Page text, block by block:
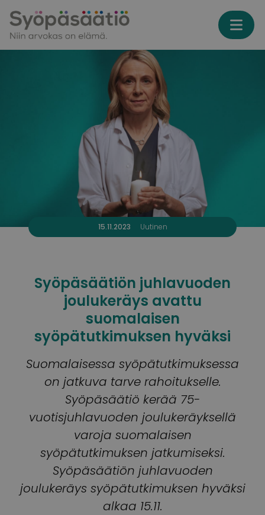
15.11.2023 Uutinen
Syöpäsäätiön juhlavuoden
joulukeräys avattu
suomalaisen
syöpätutkimuksen hyväksi
Suomalaisessa syöpätutkimuksessa
on jatkuva tarve rahoitukselle.
Syöpäsäätiö kerää 75-
vuotisjuhlavuoden joulukeräyksellä
varoja suomalaisen
syöpätutkimuksen jatkumiseksi.
Syöpäsäätiön juhlavuoden
joulukeräys syöpätutkimuksen hyväksi
alkaa 15.11.